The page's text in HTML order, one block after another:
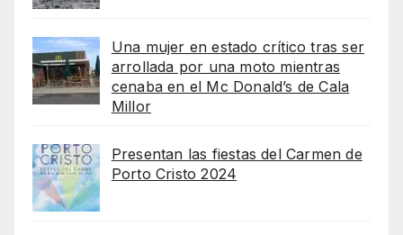
Una mujer en estado crítico tras ser
arrollada por una moto mientras
cenaba en el Mc Donald’s de Cala
Millor
Presentan las fiestas del Carmen de
Porto Cristo 2024